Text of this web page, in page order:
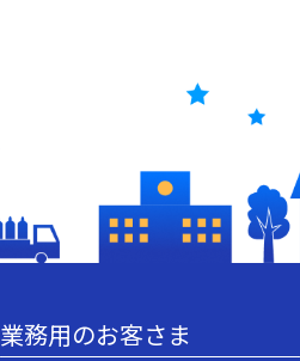
業務用のお客さま